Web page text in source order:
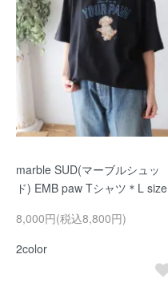
marble SUD(マーブルシュッ
ド) EMB paw Tシャツ＊L size
8,000円(税込8,800円)
2color